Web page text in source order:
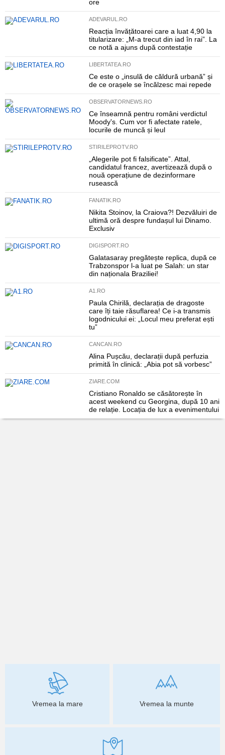
ore
ADEVARUL.RO
Reacția învățătoarei care a luat 4,90 la
titularizare: „M-a trecut din iad în rai”. La
ce notă a ajuns după contestație
LIBERTATEA.RO
Ce este o „insulă de căldură urbană” și
de ce orașele se încălzesc mai repede
OBSERVATORNEWS.RO
Ce înseamnă pentru români verdictul
Moody's. Cum vor fi afectate ratele,
locurile de muncă și leul
STIRILEPROTV.RO
„Alegerile pot fi falsificate”. Attal,
candidatul francez, avertizează după o
nouă operațiune de dezinformare
rusească
FANATIK.RO
Nikita Stoinov, la Craiova?! Dezvăluiri de
ultimă oră despre fundașul lui Dinamo.
Exclusiv
DIGISPORT.RO
Galatasaray pregătește replica, după ce
Trabzonspor l-a luat pe Salah: un star
din naționala Braziliei!
A1.RO
Paula Chirilă, declarația de dragoste
care îți taie răsuflarea! Ce i-a transmis
logodnicului ei: „Locul meu preferat ești
tu”
CANCAN.RO
Alina Pușcău, declarații după perfuzia
primită în clinică: „Abia pot să vorbesc”
ZIARE.COM
Cristiano Ronaldo se căsătorește în
acest weekend cu Georgina, după 10 ani
de relație. Locația de lux a evenimentului
Vremea la mare Vremea la munte